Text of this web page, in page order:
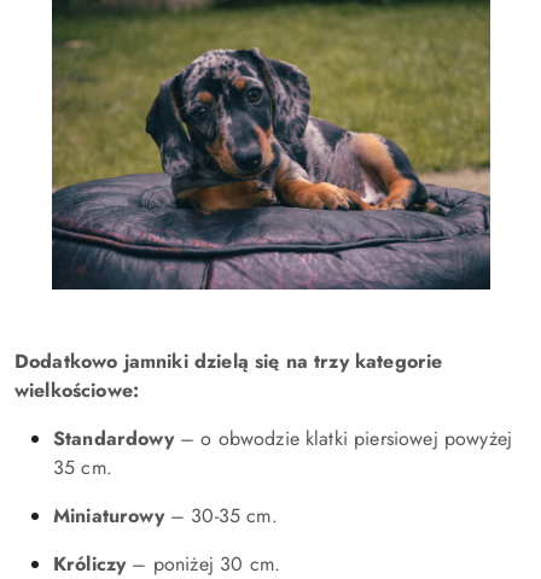
Dodatkowo jamniki dzielą się na trzy kategorie
wielkościowe:
Standardowy– o obwodzie klatki piersiowej powyżej
35 cm.
Miniaturowy– 30-35 cm.
Króliczy– poniżej 30 cm.